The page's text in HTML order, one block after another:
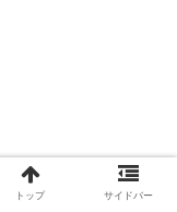
トップ サイドバー